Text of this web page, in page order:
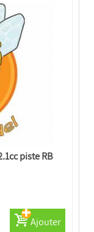
piste RB
Ajouter